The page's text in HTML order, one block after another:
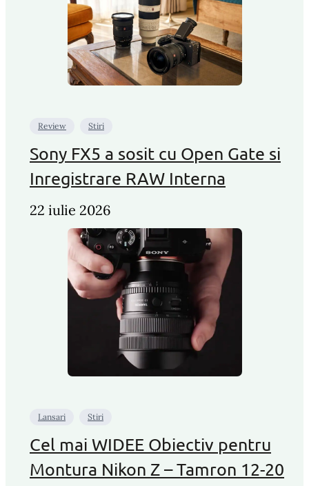
Review Stiri
Sony FX5 a sosit cu Open Gate si
Inregistrare RAW Interna
22 iulie 2026
Lansari Stiri
Cel mai WIDEE Obiectiv pentru
Montura Nikon Z – Tamron 12-20